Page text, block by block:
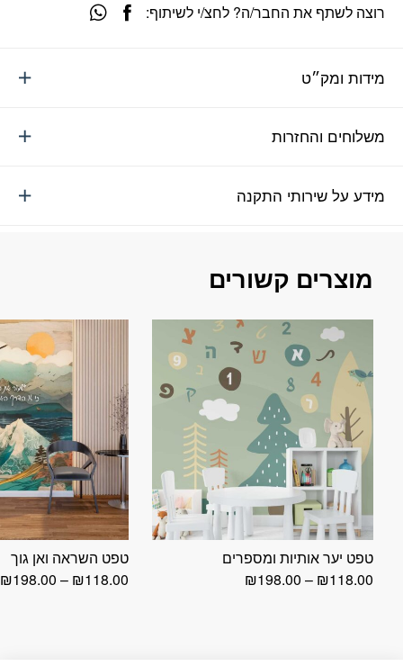
מידות ומק״ט
משלוחים והחזרות
מידע על שירותי התקנה
רוצה לשתף את החבר/ה? לחצ/י לשיתוף:
מוצרים קשורים
טפט יער אותיות ומספרים
₪118.00
–
₪198.00
טפט השראה ואן גוך
₪118.00
–
₪198.00